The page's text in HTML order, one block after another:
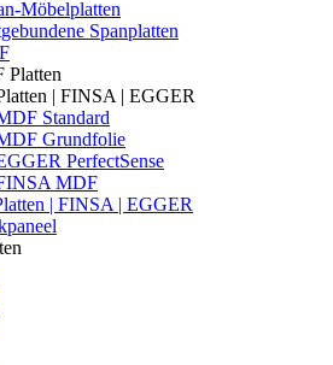
Möbelplatten
Spanplatten
| FINSA | EGGER
Standard
Grundfolie
PerfectSense
MDF
| FINSA | EGGER